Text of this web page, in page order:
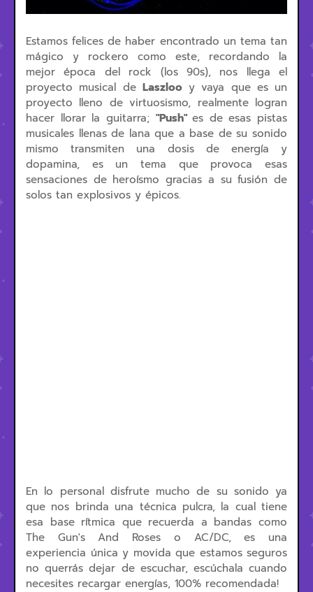
Estamos felices de haber encontrado un tema tan
mágico y rockero como este, recordando la
mejor época del rock (los 90s), nos llega el
proyecto musical de Laszlooy vaya que es un
proyecto lleno de virtuosismo, realmente logran
hacer llorar la guitarra; "Push"es de esas pistas
musicales llenas de lana que a base de su sonido
mismo transmiten una dosis de energía y
dopamina, es un tema que provoca esas
sensaciones de heroísmo gracias a su fusión de
solos tan explosivos y épicos.
En lo personal disfrute mucho de su sonido ya
que nos brinda una técnica pulcra, la cual tiene
esa base rítmica que recuerda a bandas como
The Gun's And Roses o AC/DC, es una
experiencia única y movida que estamos seguros
no querrás dejar de escuchar, escúchala cuando
necesites recargar energías, 100% recomendada!